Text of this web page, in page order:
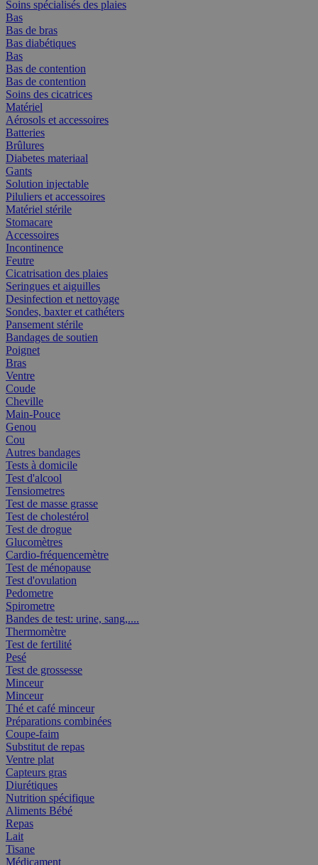
Soins spécialisés des plaies
Bas
Bas de bras
Bas diabétiques
Bas
Bas de contention
Bas de contention
Soins des cicatrices
Matériel
Aérosols et accessoires
Batteries
Brûlures
Diabetes materiaal
Gants
Solution injectable
Piluliers et accessoires
Matériel stérile
Stomacare
Accessoires
Incontinence
Feutre
Cicatrisation des plaies
Seringues et aiguilles
Desinfection et nettoyage
Sondes, baxter et cathéters
Pansement stérile
Bandages de soutien
Poignet
Bras
Ventre
Coude
Cheville
Main-Pouce
Genou
Cou
Autres bandages
Tests à domicile
Test d'alcool
Tensiometres
Test de masse grasse
Test de cholestérol
Test de drogue
Glucomètres
Cardio-fréquencemètre
Test de ménopause
Test d'ovulation
Pedometre
Spirometre
Bandes de test: urine, sang,....
Thermomètre
Test de fertilité
Pesé
Test de grossesse
Minceur
Minceur
Thé et café minceur
Préparations combinées
Coupe-faim
Substitut de repas
Ventre plat
Capteurs gras
Diurétiques
Nutrition spécifique
Aliments Bébé
Repas
Lait
Tisane
Médicament